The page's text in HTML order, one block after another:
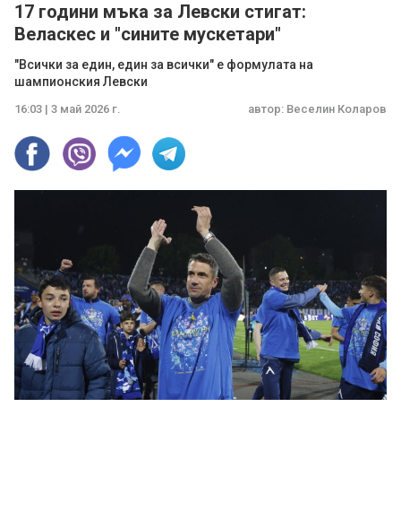
17 години мъка за Левски стигат:
Веласкес и "сините мускетари"
"Всички за един, един за всички" е формулата на
шампионския Левски
16:03 | 3 май 2026 г. автор: Веселин Коларов